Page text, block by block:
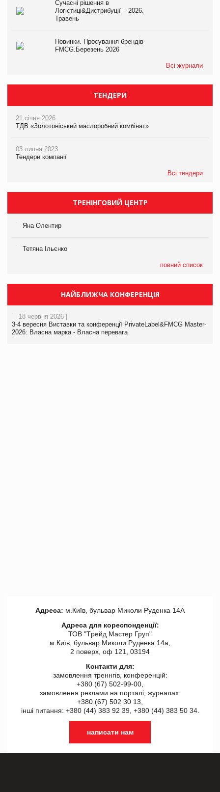
Сучасні рішення в
Логістиці&Дистрибуції – 2026.
Травень
Новинки. Просування брендів
FMCG.Березень 2026
Всі журнали
ТЕНДЕРИ
21 січня 2026
ТДВ «Золотоніський маслоробний комбінат»
03 липня 2023
Тендери компанії
Всі тендери
ТРЕНІНГОВИЙ ЦЕНТР
Яна Олентир
Тетяна Ільєнко
повний список
НАЙБЛИЖЧА КОНФЕРЕНЦІЯ
18 червня 2026 |
3-4 вересня Виставки та конференції PrivateLabel&FMCG Master-
2026: Власна марка - Власна перевага
Адреса: м.Київ, бульвар Миколи Руденка 14А
Адреса для кореспонденції:
ТОВ "Tрейд Мастер Груп"
м.Київ, бульвар Миколи Руденка 14а,
2 поверх, оф 121, 03194
Контакти для:
замовлення треннгів, конференцій:
+380 (67) 502-99-00,
замовлення реклами на порталі, журналах:
+380 (67) 502 30 13,
інші питання: +380 (44) 383 92 39, +380 (44) 383 50 34.
написати нам